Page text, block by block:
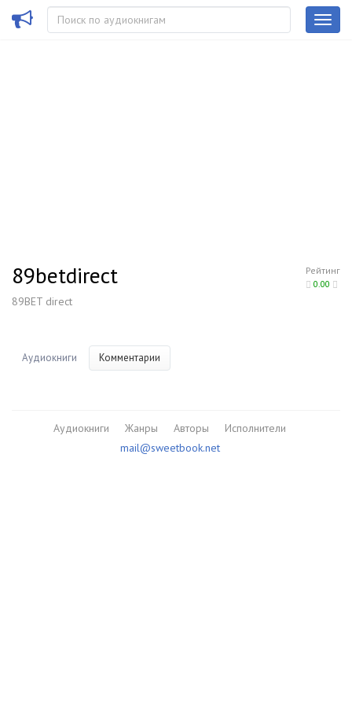
Рейтинг
0.00
89betdirect
89BET direct
Аудиокниги Комментарии
Аудиокниги Жанры Авторы
Исполнители
mail@sweetbook.net